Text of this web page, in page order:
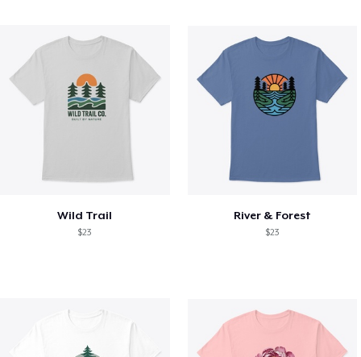
Wild Trail
$23
River & Forest
$23